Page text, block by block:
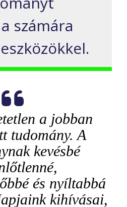
számára
a jobban
tudomány. A
kevésbé
és nyíltabbá
kihívásai,